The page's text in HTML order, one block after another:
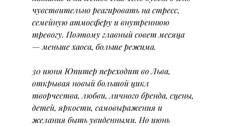
чувствительно реагировать на стресс,
семейную атмосферу и внутреннюю
тревогу. Поэтому главный совет месяца
— меньше хаоса, больше режима.
30 июня Юпитер переходит во Льва,
открывая новый большой цикл
творчества, любви, личного бренда, сцены,
детей, яркости, самовыражения и
желания быть увиденными. Но июнь